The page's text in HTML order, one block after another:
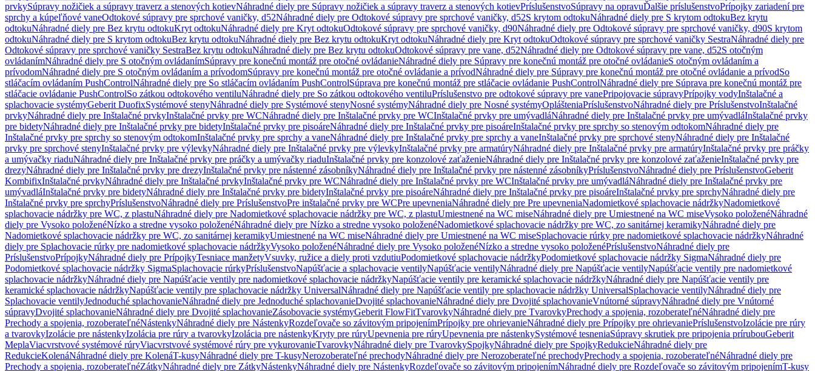
prvkySúpravy nožičiek a súpravy traverz a stenových kotievNáhradné diely pre Súpravy nožičiek a súpravy traverz a stenových kotievPríslušenstvoSúpravy na opravuĎalšie príslušenstvoPrípojky zariadení pre
sprchy a kúpeľňové vaneOdtokové súpravy pre sprchové vaničky, d52Náhradné diely pre Odtokové súpravy pre sprchové vaničky, d52S krytom odtokuNáhradné diely pre S krytom odtokuBez krytu
odtokuNáhradné diely pre Bez krytu odtokuKryt odtokuNáhradné diely pre Kryt odtokuOdtokové súpravy pre sprchové vaničky, d90Náhradné diely pre Odtokové súpravy pre sprchové vaničky, d90S krytom
odtokuNáhradné diely pre S krytom odtokuBez krytu odtokuNáhradné diely pre Bez krytu odtokuKryt odtokuNáhradné diely pre Kryt odtokuOdtokové súpravy pre sprchové vaničky SestraNáhradné diely pre
Odtokové súpravy pre sprchové vaničky SestraBez krytu odtokuNáhradné diely pre Bez krytu odtokuOdtokové súpravy pre vane, d52Náhradné diely pre Odtokové súpravy pre vane, d52S otočným
ovládanímNáhradné diely pre S otočným ovládanímSúpravy pre konečnú montáž pre otočné ovládanieNáhradné diely pre Súpravy pre konečnú montáž pre otočné ovládanieS otočným ovládaním a
prívodomNáhradné diely pre S otočným ovládaním a prívodomSúpravy pre konečnú montáž pre otočné ovládanie a prívodNáhradné diely pre Súpravy pre konečnú montáž pre otočné ovládanie a prívodSo
stláčacím ovládaním PushControlNáhradné diely pre So stláčacím ovládaním PushControlSúprava pre konečnú montáž pre stláčacie ovládanie PushControlNáhradné diely pre Súprava pre konečnú montáž pre
stláčacie ovládanie PushControlSo zátkou odtokového ventiluNáhradné diely pre So zátkou odtokového ventiluPríslušenstvo pre odtokové súpravy pre vanePripojovacie súpravyPrípojky vodyInštalačné a
splachovacie systémyGeberit DuofixSystémové stenyNáhradné diely pre Systémové stenyNosné systémyNáhradné diely pre Nosné systémyOplášteniaPríslušenstvoNáhradné diely pre PríslušenstvoInštalačné
prvkyNáhradné diely pre Inštalačné prvkyInštalačné prvky pre WCNáhradné diely pre Inštalačné prvky pre WCInštalačné prvky pre umývadláNáhradné diely pre Inštalačné prvky pre umývadláInštalačné prvky
pre bidetyNáhradné diely pre Inštalačné prvky pre bidetyInštalačné prvky pre pisoáreNáhradné diely pre Inštalačné prvky pre pisoáreInštalačné prvky pre sprchy so stenovým odtokomNáhradné diely pre
Inštalačné prvky pre sprchy so stenovým odtokomInštalačné prvky pre sprchy a vaneNáhradné diely pre Inštalačné prvky pre sprchy a vaneInštalačné prvky pre sprchové stenyNáhradné diely pre Inštalačné
prvky pre sprchové stenyInštalačné prvky pre výlevkyNáhradné diely pre Inštalačné prvky pre výlevkyInštalačné prvky pre armatúryNáhradné diely pre Inštalačné prvky pre armatúryInštalačné prvky pre práčky
a umývačky riaduNáhradné diely pre Inštalačné prvky pre práčky a umývačky riaduInštalačné prvky pre konzolové zaťaženieNáhradné diely pre Inštalačné prvky pre konzolové zaťaženieInštalačné prvky pre
drezyNáhradné diely pre Inštalačné prvky pre drezyInštalačné prvky pre nástenné zásobníkyNáhradné diely pre Inštalačné prvky pre nástenné zásobníkyPríslušenstvoNáhradné diely pre PríslušenstvoGeberit
KombifixInštalačné prvkyNáhradné diely pre Inštalačné prvkyInštalačné prvky pre WCNáhradné diely pre Inštalačné prvky pre WCInštalačné prvky pre umývadláNáhradné diely pre Inštalačné prvky pre
umývadláInštalačné prvky pre bidetyNáhradné diely pre Inštalačné prvky pre bidetyInštalačné prvky pre pisoáreNáhradné diely pre Inštalačné prvky pre pisoáreInštalačné prvky pre sprchyNáhradné diely pre
Inštalačné prvky pre sprchyPríslušenstvoNáhradné diely pre PríslušenstvoPre inštalačné prvky pre WCPre upevneniaNáhradné diely pre Pre upevneniaNadomietkové splachovacie nádržkyNadomietkové
splachovacie nádržky pre WC, z plastuNáhradné diely pre Nadomietkové splachovacie nádržky pre WC, z plastuUmiestnené na WC miseNáhradné diely pre Umiestnené na WC miseVysoko položenéNáhradné
diely pre Vysoko položenéNízko a stredne vysoko položenéNáhradné diely pre Nízko a stredne vysoko položenéNadomietkové splachovacie nádržky pre WC, zo sanitárnej keramikyNáhradné diely pre
Nadomietkové splachovacie nádržky pre WC, zo sanitárnej keramikyUmiestnené na WC miseNáhradné diely pre Umiestnené na WC miseSplachovacie rúrky pre nadomietkové splachovacie nádržkyNáhradné
diely pre Splachovacie rúrky pre nadomietkové splachovacie nádržkyVysoko položenéNáhradné diely pre Vysoko položenéNízko a stredne vysoko položenéPríslušenstvoNáhradné diely pre
PríslušenstvoPrípojkyNáhradné diely pre PrípojkyTesniace manžetyVsuvky, ružice a diely proti vzdutiuPodomietkové splachovacie nádržkyPodomietkové splachovacie nádržky SigmaNáhradné diely pre
Podomietkové splachovacie nádržky SigmaSplachovacie rúrkyPríslušenstvoNapúšťacie a splachovacie ventilyNapúšťacie ventilyNáhradné diely pre Napúšťacie ventilyNapúšťacie ventily pre nadomietkové
splachovacie nádržkyNáhradné diely pre Napúšťacie ventily pre nadomietkové splachovacie nádržkyNapúšťacie ventily pre keramické splachovacie nádržkyNáhradné diely pre Napúšťacie ventily pre
keramické splachovacie nádržkyNapúšťacie ventily pre splachovacie nádržky UniversalNáhradné diely pre Napúšťacie ventily pre splachovacie nádržky UniversalSplachovacie ventilyNáhradné diely pre
Splachovacie ventilyJednoduché splachovanieNáhradné diely pre Jednoduché splachovanieDvojité splachovanieNáhradné diely pre Dvojité splachovanieVnútorné súpravyNáhradné diely pre Vnútorné
súpravyDvojité splachovanieNáhradné diely pre Dvojité splachovanieZásobovacie systémyGeberit FlowFitTvarovkyNáhradné diely pre TvarovkyPrechody a spojenia, rozoberateľnéNáhradné diely pre
Prechody a spojenia, rozoberateľnéNástenkyNáhradné diely pre NástenkyRozdeľovače so závitovým pripojenímPrípojky pre ohrievanieNáhradné diely pre Prípojky pre ohrievaniePríslušenstvoIzolácie pre rúry
a tvarovkyIzolácie pre nástenkyIzolácia pre rúry a tvarovkyIzolácia pre nástenkyKryty pre rúryUpevnenia pre rúryUpevnenia pre nástenkySystémové tesneniaSúpravy skrutiek pre pripojenia prírubouGeberit
MeplaViacvrstvové systémové rúryViacvrstvové systémové rúry pre vykurovanieTvarovkyNáhradné diely pre TvarovkySpojkyNáhradné diely pre SpojkyRedukcieNáhradné diely pre
RedukcieKolenáNáhradné diely pre KolenáT-kusyNáhradné diely pre T-kusyNerozoberateľné prechodyNáhradné diely pre Nerozoberateľné prechodyPrechody a spojenia, rozoberateľnéNáhradné diely pre
Prechody a spojenia, rozoberateľnéZátkyNáhradné diely pre ZátkyNástenkyNáhradné diely pre NástenkyRozdeľovače so závitovým pripojenímNáhradné diely pre Rozdeľovače so závitovým pripojenímT-kusy